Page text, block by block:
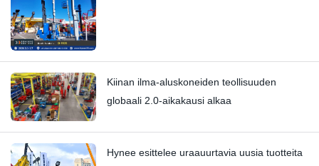
Kiinan ilma-aluskoneiden teollisuuden
globaali 2.0-aikakausi alkaa
Hynee esittelee uraauurtavia uusia tuotteita